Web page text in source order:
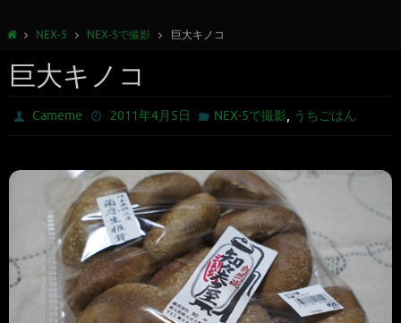
NEX-5 NEX-5で撮影 巨大キノコ
巨大キノコ
Cameme 2011年4月5日 NEX-5で撮影, うちごはん